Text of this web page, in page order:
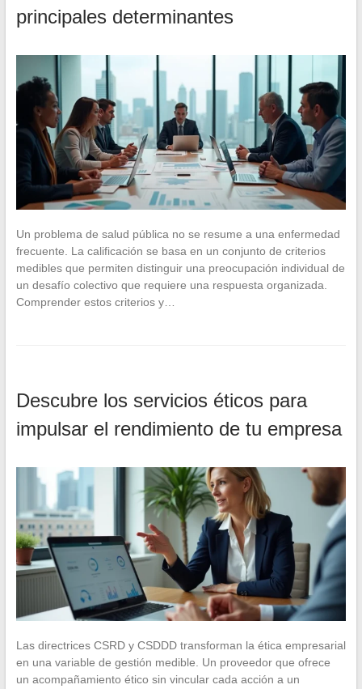
principales determinantes
Un problema de salud pública no se resume a una enfermedad
frecuente. La calificación se basa en un conjunto de criterios
medibles que permiten distinguir una preocupación individual de
un desafío colectivo que requiere una respuesta organizada.
Comprender estos criterios y…
Descubre los servicios éticos para
impulsar el rendimiento de tu empresa
Las directrices CSRD y CSDDD transforman la ética empresarial
en una variable de gestión medible. Un proveedor que ofrece
un acompañamiento ético sin vincular cada acción a un